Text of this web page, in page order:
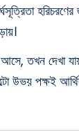
আসে, তখন দেখা
উভয় পক্ষই